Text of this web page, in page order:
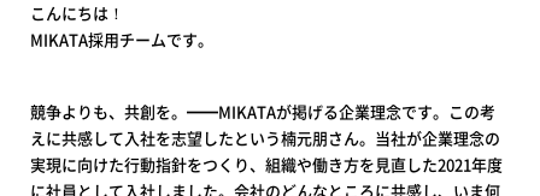
こんにちは！
MIKATA採用チームです。
競争よりも、共創を。━━MIKATAが掲げる企業理念です。この考
えに共感して入社を志望したという楠元朋さん。当社が企業理念の
実現に向けた行動指針をつくり、組織や働き方を見直した2021年度
に社員として入社しました。会社のどんなところに共感し、いま何